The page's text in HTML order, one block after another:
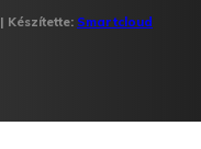
| Készítette: Smartcloud